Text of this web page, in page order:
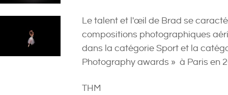
Le talent et l'œil de Brad se
compositions photographiques
dans la catégorie Sport et la
Photography awards » à Paris en
THM